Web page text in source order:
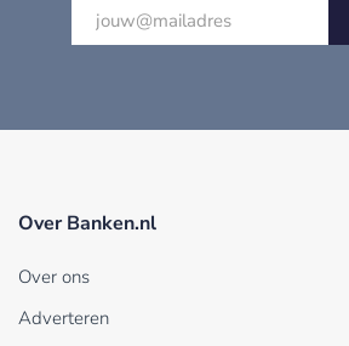
Over Banken.nl
Over ons
Adverteren